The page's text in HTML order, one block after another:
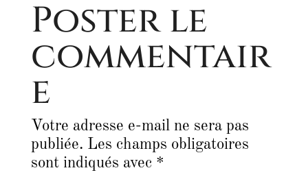
Poster le
commentair
e
Votre adresse e-mail ne sera pas
publiée. Les champs obligatoires
sont indiqués avec *